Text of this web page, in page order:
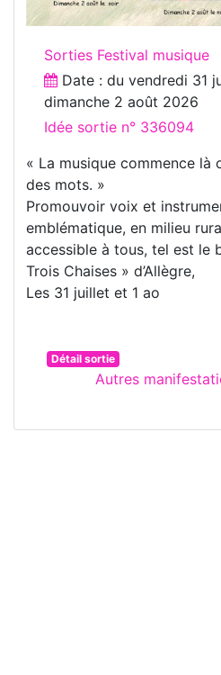
Sorties Festival musique
Date : du vendredi 31
dimanche 2 août 2026
Idée sortie n° 336094
« La musique commence là
des mots. »
Promouvoir voix et
emblématique, en milieu
accessible à tous, tel est le
Trois Chaises » d’Allègre,
Les 31 juillet et 1 ao
Détail sortie
Autres